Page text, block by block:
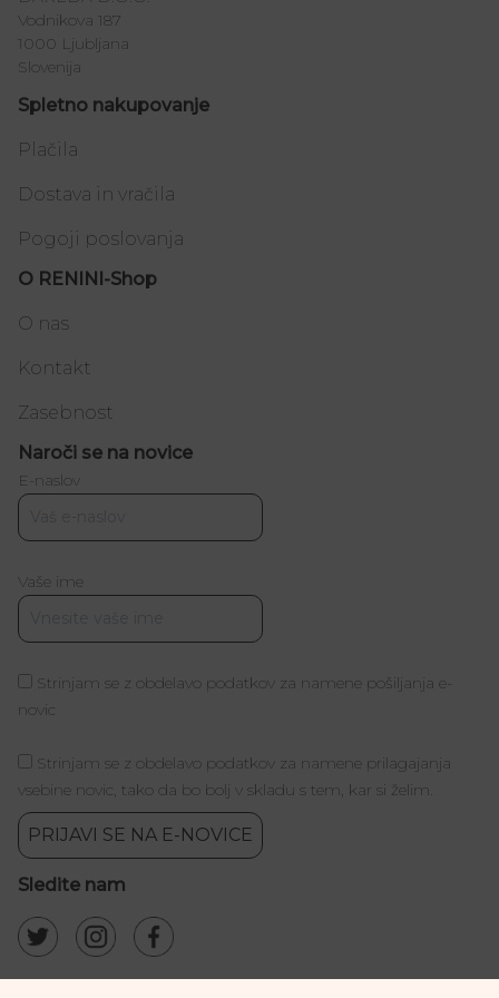
Vodnikova 187
1000 Ljubljana
Slovenija
Spletno nakupovanje
Plačila
Dostava in vračila
Pogoji poslovanja
O RENINI-Shop
O nas
Kontakt
Zasebnost
Naroči se na novice
E-naslov
Vaše ime
Strinjam se z obdelavo podatkov za namene pošiljanja e-
novic
Strinjam se z obdelavo podatkov za namene prilagajanja
vsebine novic, tako da bo bolj v skladu s tem, kar si želim.
PRIJAVI SE NA E-NOVICE
Sledite nam